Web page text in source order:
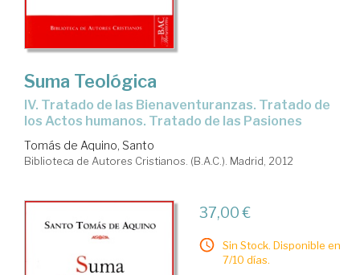
Suma Teológica
IV. Tratado de las Bienaventuranzas. Tratado de
los Actos humanos. Tratado de las Pasiones
Tomás de Aquino, Santo
Biblioteca de Autores Cristianos. (B.A.C.). Madrid, 2012
37,00 €
Sin Stock. Disponible en
7/10 días.